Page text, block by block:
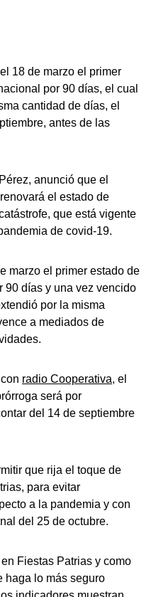
18 de marzo el primer
por 90 días, el cual
cantidad de días, el
antes de las
anunció que el
el estado de
que está vigente
de covid-19.
marzo el primer estado de
90 días y una vez vencido
por la misma
a mediados de
radio Cooperativa, el
será por
del 14 de septiembre
que rija el toque de
para evitar
a la pandemia y con
del 25 de octubre.
Fiestas Patrias y como
haga lo más seguro